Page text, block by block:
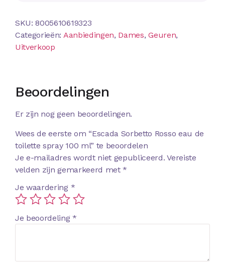
SKU:8005610619323
Categorieën: Aanbiedingen, Dames,Geuren,
Uitverkoop
Beoordelingen
Er zijn nog geen beoordelingen.
Wees de eerste om “Escada Sorbetto Rosso eau de
toilette spray 100 ml” te beoordelen
Je e-mailadres wordt niet gepubliceerd. Vereiste
velden zijn gemarkeerd met*
Je waardering *
Je beoordeling*